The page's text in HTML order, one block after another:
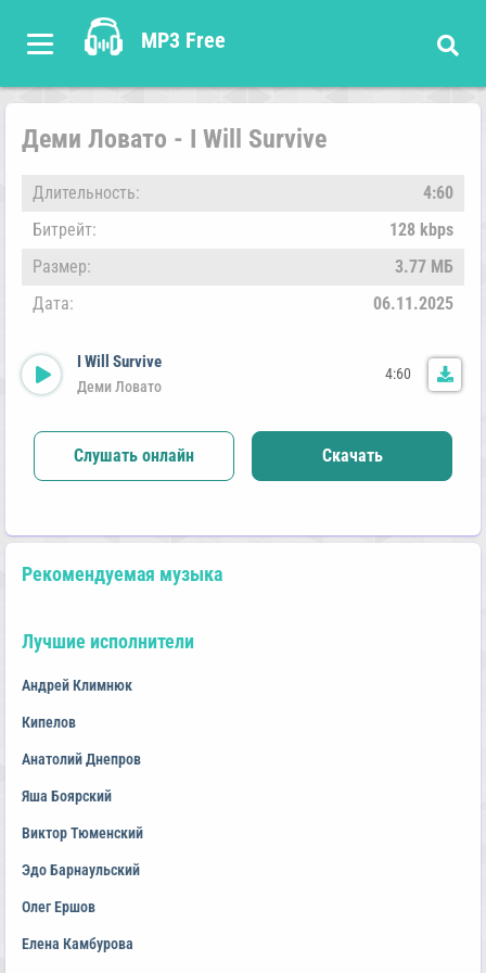
MP3 Free
Деми Ловато - I Will Survive
Длительность:
4:60
Битрейт:
128 kbps
Размер:
3.77 МБ
Дата:
06.11.2025
I Will Survive
Деми Ловато
4:60
Слушать онлайн Скачать
Рекомендуемая музыка
Лучшие исполнители
Андрей Климнюк
Кипелов
Анатолий Днепров
Яша Боярский
Виктор Тюменский
Эдо Барнаульский
Олег Ершов
Елена Камбурова